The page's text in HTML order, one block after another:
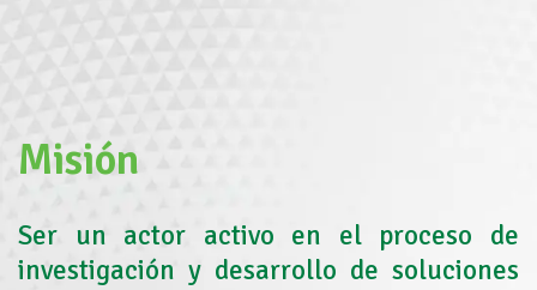
Misión
Ser un actor activo en el proceso de
investigación y desarrollo de soluciones